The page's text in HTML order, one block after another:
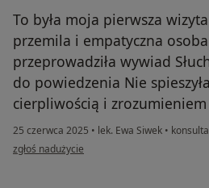
To była moja pierwsza
przemila i empatyczna
przeprowadziła wywiad
do powiedzenia Nie
cierpliwością i zrozumieniem
25 czerwca 2025 • lek. Ewa Siwek •
w opinii użytkownika Beata
zgłoś nadużycie